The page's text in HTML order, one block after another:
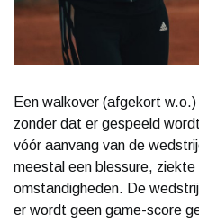
Een walkover (afgekort
zonder dat er gespeeld
vóór aanvang van de
meestal een blessure, ziekte
omstandigheden. De
er wordt geen game-score